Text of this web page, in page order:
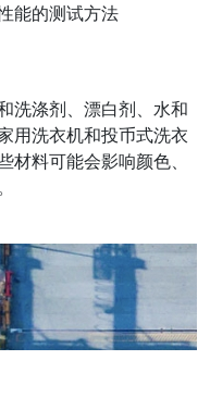
能的测试方法
洗涤剂、漂白剂、水和
用洗衣机和投币式洗衣
料可能会影响颜色、